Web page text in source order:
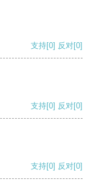
支持[0] 反对[0]
支持[0] 反对[0]
支持[0] 反对[0]